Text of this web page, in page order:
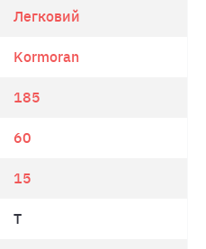
Легковий
Kormoran
185
60
15
T